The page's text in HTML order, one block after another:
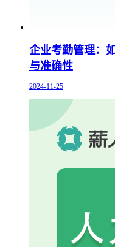
企业考勤管理：
与准确性
2024-11-25